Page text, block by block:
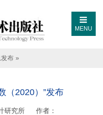
MENU
布 »
（2020）”发布
研究所
作者：